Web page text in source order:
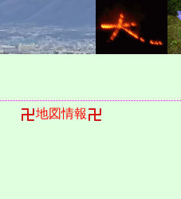
地図情報